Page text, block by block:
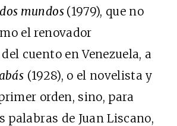
mundos (1979), que no
el renovador
cuento en Venezuela, a
(1928), o el novelista y
orden, sino, para
palabras de Juan Liscano,